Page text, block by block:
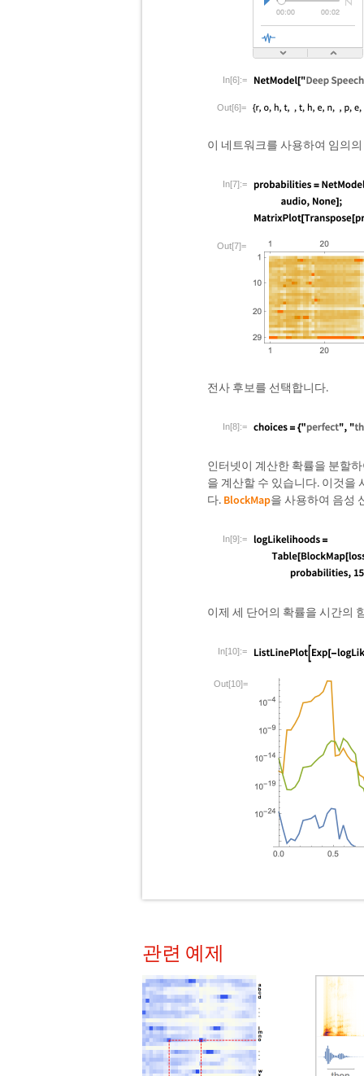
In[6]:=
Out[6]=
이 네트워크를 사용하여 임의
In[7]:=
Out[7]=
전사 후보를 선택합니다.
In[8]:=
인터넷이 계산한 확률을 분할
을 계산할 수 있습니다. 이것을
다. BlockMap을 사용하여 음성
In[9]:=
이제 세 단어의 확률을 시간의
In[10]:=
Out[10]=
관련 예제